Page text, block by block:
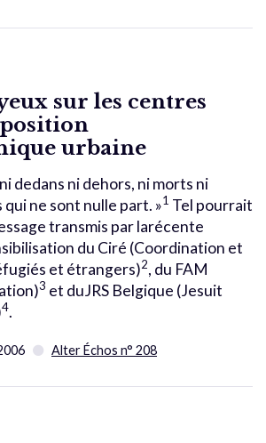
sur les centres
urbaine
dedans ni dehors, ni morts ni
ne sont nulle part. »1 Tel pourrait
transmis par larécente
du Ciré (Coordination et
et étrangers)2, du FAM
3 et duJRS Belgique (Jesuit
4.
Alter Échos n° 208